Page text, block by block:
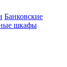
Банковские
шкафы